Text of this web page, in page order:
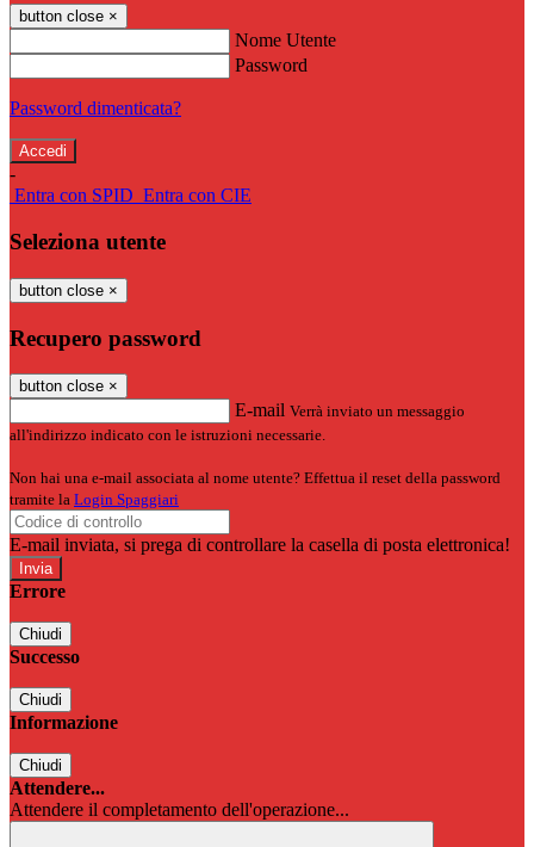
button close ×
Nome Utente
Password
Password dimenticata?
-
Entra con SPID Entra con CIE
Seleziona utente
button close ×
Recupero password
button close ×
E-mail Verrà inviato un messaggio
all'indirizzo indicato con le istruzioni necessarie.
Non hai una e-mail associata al nome utente? Effettua il reset della password
tramite la Login Spaggiari
E-mail inviata, si prega di controllare la casella di posta elettronica!
Errore
Chiudi
Successo
Chiudi
Informazione
Chiudi
Attendere...
Attendere il completamento dell'operazione...